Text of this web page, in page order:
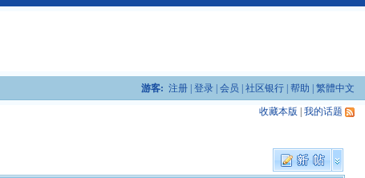
游客: 注册| 登录| 会员 社区银行| 帮助 繁體中文
收藏本版 我的话题